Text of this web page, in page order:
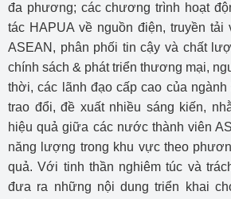
đa phương; các chương trình hoạt
tác HAPUA về nguồn điện, truyền
ASEAN, phân phối tin cậy và chất
chính sách & phát triển thương mại,
thời, các lãnh đạo cấp cao của
trao đổi, đề xuất nhiều sáng kiến,
hiệu quả giữa các nước thành viên
năng lượng trong khu vực theo
quả. Với tinh thần nghiêm túc và
đưa ra những nội dung triển khai